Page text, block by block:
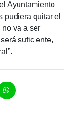
Ayuntamiento
pudiera quitar el
no va a ser
suficiente,